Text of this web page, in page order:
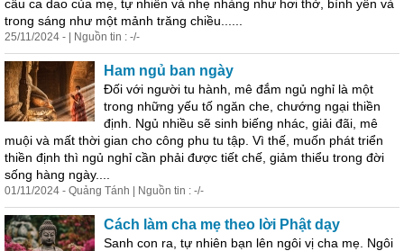
câu ca dao của mẹ, tự nhiên và nhẹ nhàng như hơi thở, bình yên và
trong sáng như một mảnh trăng chiều......
25/11/2024 - | Nguồn tin : -/-
Ham ngủ ban ngày
Đối với người tu hành, mê đắm ngủ nghỉ là một
trong những yếu tố ngăn che, chướng ngại thiền
định. Ngủ nhiều sẽ sinh biếng nhác, giải đãi, mê
muội và mất thời gian cho công phu tu tập. Vì thế, muốn phát triển
thiền định thì ngủ nghỉ cần phải được tiết chế, giảm thiểu trong đời
sống hàng ngày....
01/11/2024 - Quảng Tánh | Nguồn tin : -/-
Cách làm cha mẹ theo lời Phật dạy
Sanh con ra, tự nhiên bạn lên ngôi vị cha mẹ. Ngôi